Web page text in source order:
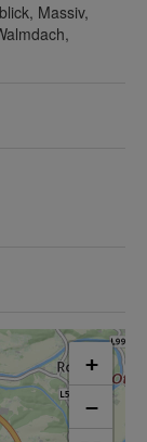
Massiv
+
−